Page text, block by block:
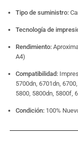
Tipo de suministro:
Tecnología de
Rendimiento:
A4)
Compatibilidad:
5700dn, 6701dn,
5800, 5800dn, 5800f,
Condición: 100%